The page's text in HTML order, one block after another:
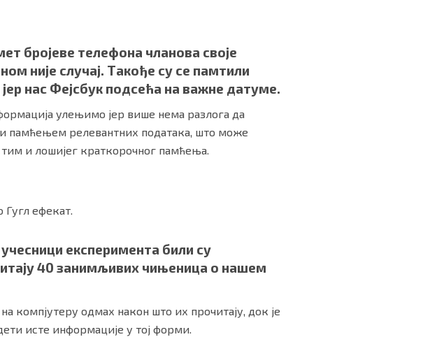
бројеве телефона чланова своје
није случај. Такође су се памтили
нас Фејсбук подсећа на важне датуме.
улењимо јер више нема разлога да
памћењем релевантних података, што може
и лошијег краткорочног памћења.
ефекат.
учесници експеримента били су
40 занимљивих чињеница о нашем
компјутеру одмах након што их прочитају, док је
исте информације у тој форми.